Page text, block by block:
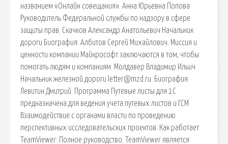
названием «Онлайн совещания». Анна Юрьевна Попова
Руководитель Федеральной службы по надзору в сфере
защиты прав. Скачков Александр Анатольевич Начальник
дороги Биография: Албитов Сергей Михайлович. Миссия и
ценности компании Майкрософт заключаются в том, чтобы
помогать людям и компаниям. Молдавер Владимир Ильич
Начальник железной дороги letter@mzd.ru. Биография:
Левитин Дмитрий. Программа Путевые листы для 1С
предназначена для ведения учета путевых листов и ГСМ.
Взаимодействие с органами власти по проведению
перспективных исследовательских проектов. Как работает
TeamViewer: Полное руководство. TeamViewer является